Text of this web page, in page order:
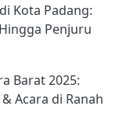
Kota Padang:
Penjuru
Barat 2025:
Acara di Ranah